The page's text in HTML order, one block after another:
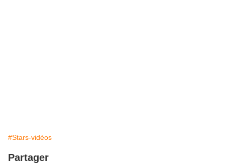
#Stars-vidéos
Partager